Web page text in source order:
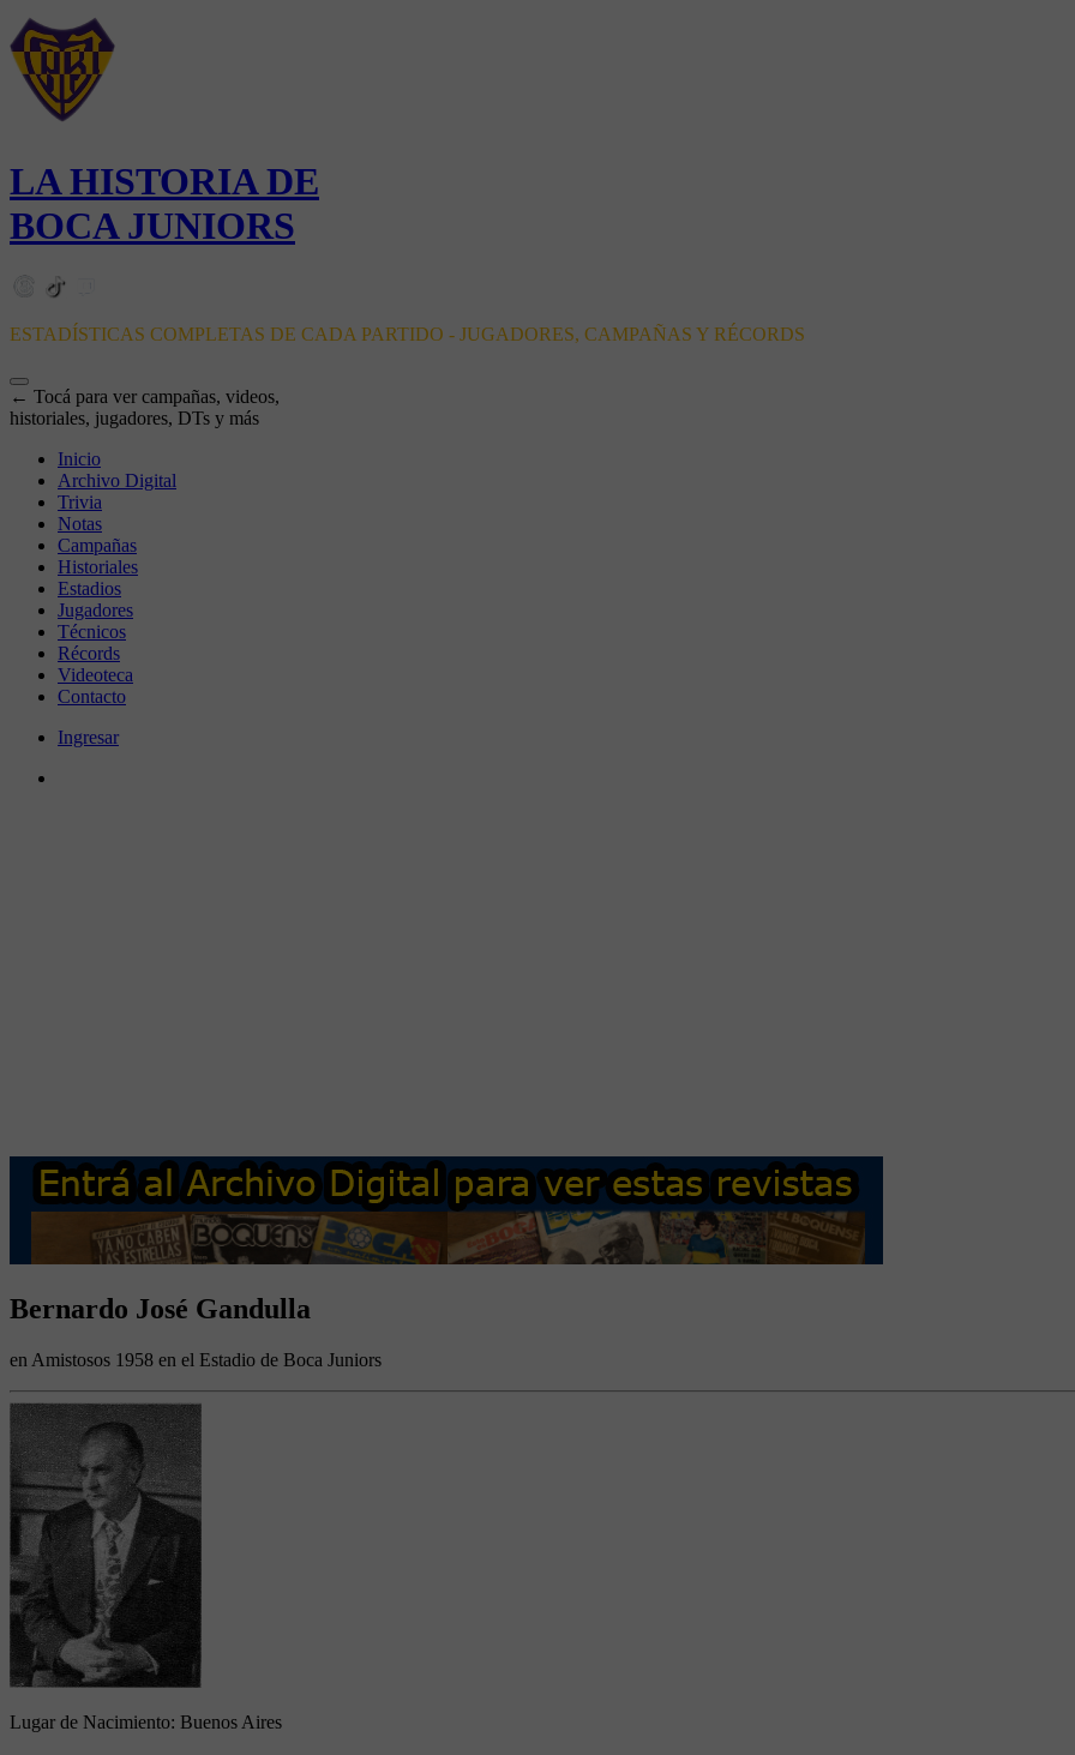
LA HISTORIA DE
BOCA JUNIORS
ESTADÍSTICAS COMPLETAS DE CADA PARTIDO - JUGADORES, CAMPAÑAS Y RÉCORDS
← Tocá para ver campañas, videos,
historiales, jugadores, DTs y más
Inicio
Archivo Digital
Trivia
Notas
Campañas
Historiales
Estadios
Jugadores
Técnicos
Récords
Videoteca
Contacto
Ingresar
Bernardo José Gandulla
en Amistosos 1958 en el Estadio de Boca Juniors
Lugar de Nacimiento: Buenos Aires